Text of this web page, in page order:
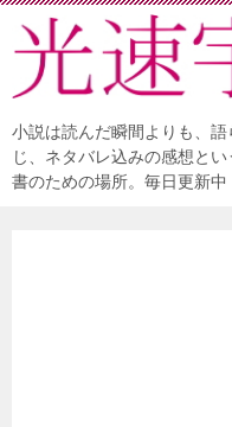
小説は読んだ瞬間よりも、
じ、ネタバレ込みの感想と
書のための場所。毎日更新中